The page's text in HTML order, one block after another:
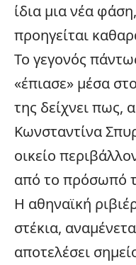
ίδια μια νέα
προηγείται
Το γεγονός
«έπιασε» μέσα
της δείχνει πως,
Κωνσταντίνα
οικείο
από το πρόσωπό
Η αθηναϊκή
στέκια,
αποτελέσει